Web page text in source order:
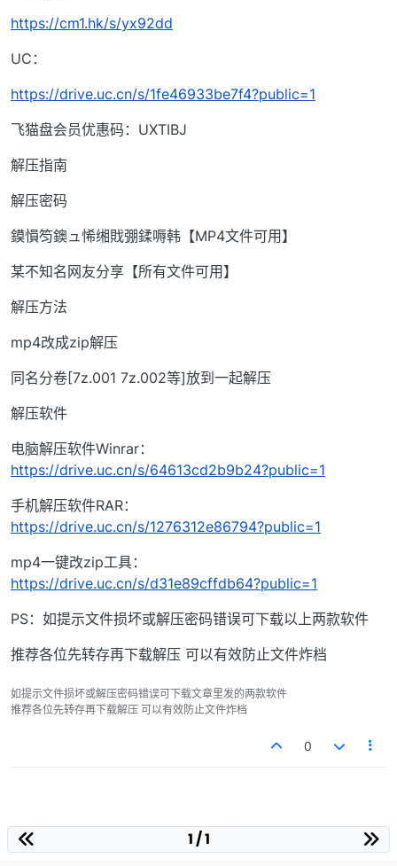
https://cm1.hk/s/yx92dd
UC：
https://drive.uc.cn/s/1fe46933be7f4?public=1
飞猫盘会员优惠码：UXTIBJ
解压指南
解压密码
鏌愪笉鐭ュ悕缃戝弸鍒嗕韩【MP4文件可用】
某不知名网友分享【所有文件可用】
解压方法
mp4改成zip解压
同名分卷[7z.001 7z.002等]放到一起解压
解压软件
电脑解压软件Winrar：
https://drive.uc.cn/s/64613cd2b9b24?public=1
手机解压软件RAR：
https://drive.uc.cn/s/1276312e86794?public=1
mp4一键改zip工具：
https://drive.uc.cn/s/d31e89cffdb64?public=1
PS：如提示文件损坏或解压密码错误可下载以上两款软件
推荐各位先转存再下载解压 可以有效防止文件炸档
如提示文件损坏或解压密码错误可下载文章里发的两款软件
推荐各位先转存再下载解压 可以有效防止文件炸档
0
1 / 1